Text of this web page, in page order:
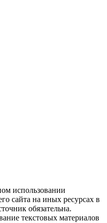
использовании
сайта на иных ресурсах в
обязательна.
текстовых материалов